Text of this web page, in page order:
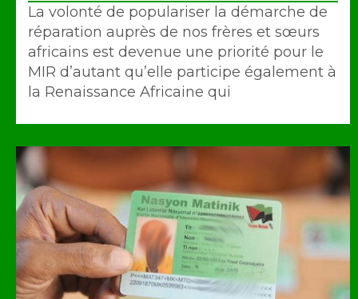
La volonté de populariser la démarche de
réparation auprès de nos frères et sœurs
africains est devenue une priorité pour le
MIR d’autant qu’elle participe également à
la Renaissance Africaine qui